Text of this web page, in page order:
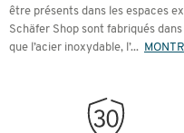
être présents dans les espaces
Schäfer Shop sont fabriqués
que l’acier inoxydable, l’...